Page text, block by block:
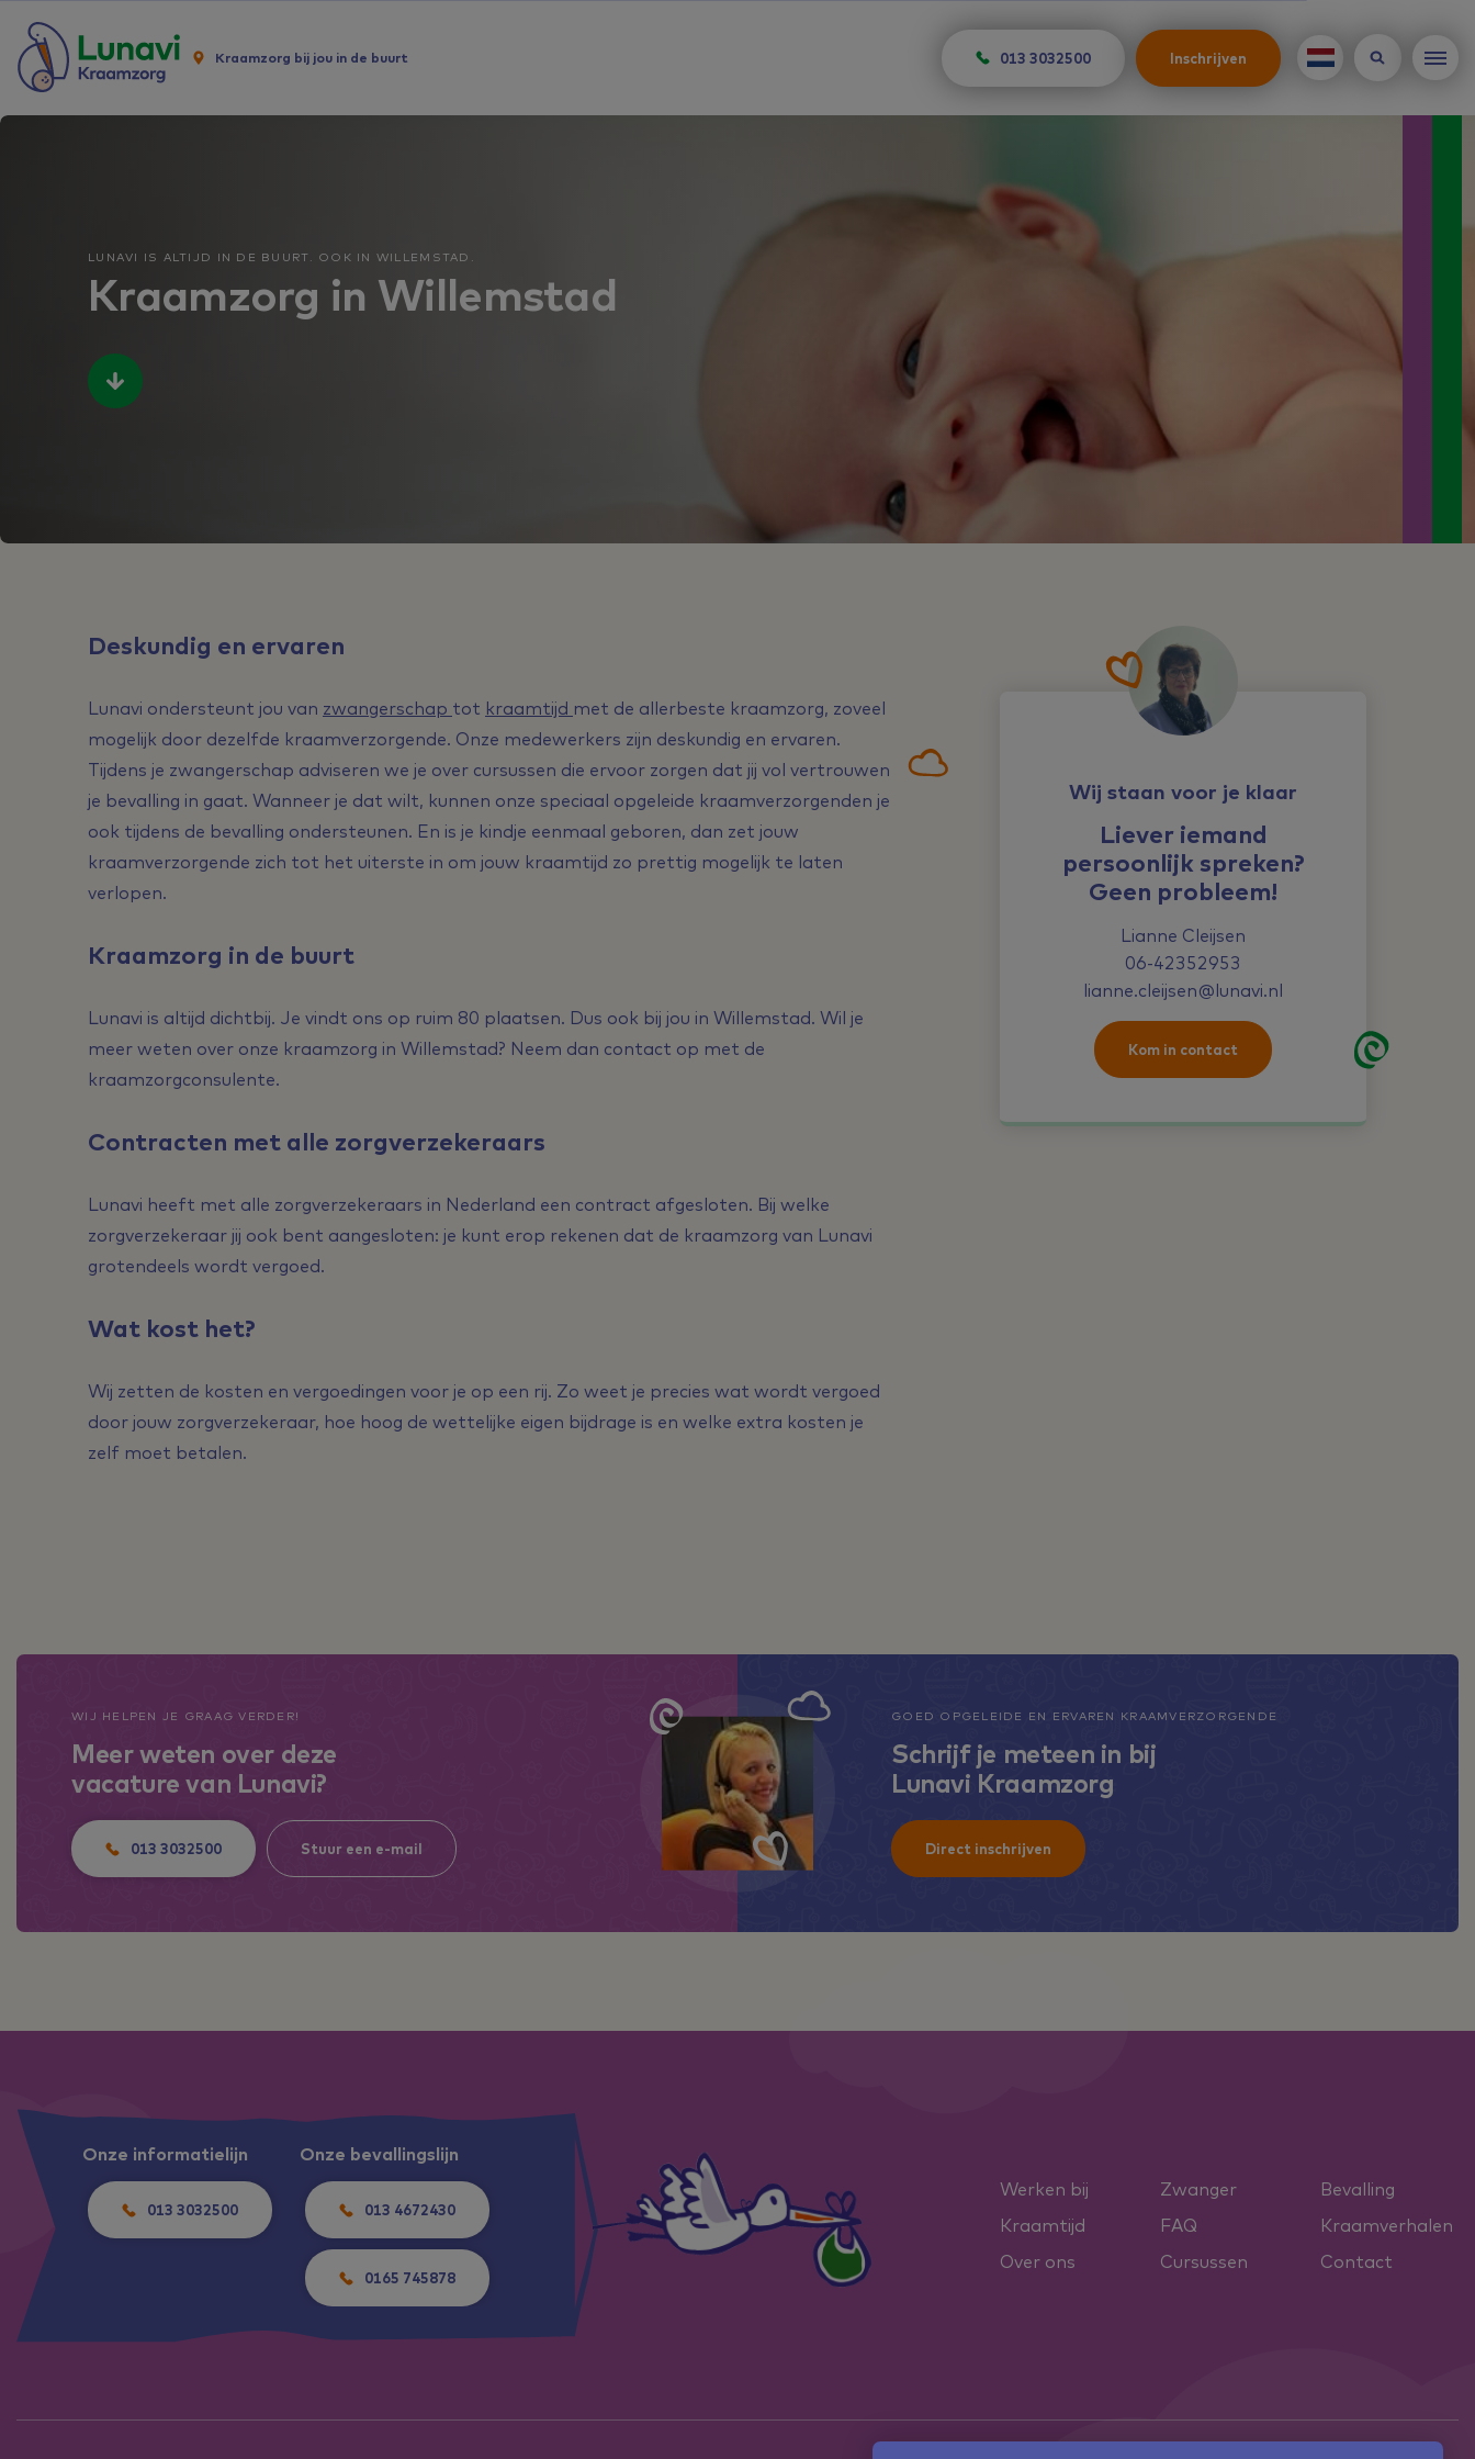
Kraamzorg bij jou in de buurt 013 3032500 Inschrijven
LUNAVI IS ALTIJD IN DE BUURT. OOK IN WILLEMSTAD.
Kraamzorg in Willemstad
Deskundig en ervaren
Lunavi ondersteunt jou van zwangerschap tot kraamtijd met de allerbeste kraamzorg, zoveel
mogelijk door dezelfde kraamverzorgende. Onze medewerkers zijn deskundig en ervaren.
Tijdens je zwangerschap adviseren we je over cursussen die ervoor zorgen dat jij vol vertrouwen
je bevalling in gaat. Wanneer je dat wilt, kunnen onze speciaal opgeleide kraamverzorgenden je
ook tijdens de bevalling ondersteunen. En is je kindje eenmaal geboren, dan zet jouw
kraamverzorgende zich tot het uiterste in om jouw kraamtijd zo prettig mogelijk te laten
verlopen.
Kraamzorg in de buurt
Lunavi is altijd dichtbij. Je vindt ons op ruim 80 plaatsen. Dus ook bij jou in Willemstad. Wil je
meer weten over onze kraamzorg in Willemstad? Neem dan contact op met de
kraamzorgconsulente.
Contracten met alle zorgverzekeraars
Lunavi heeft met alle zorgverzekeraars in Nederland een contract afgesloten. Bij welke
zorgverzekeraar jij ook bent aangesloten: je kunt erop rekenen dat de kraamzorg van Lunavi
grotendeels wordt vergoed.
Wat kost het?
Wij zetten de kosten en vergoedingen voor je op een rij. Zo weet je precies wat wordt vergoed
door jouw zorgverzekeraar, hoe hoog de wettelijke eigen bijdrage is en welke extra kosten je
zelf moet betalen.
Wij staan voor je klaar
Liever iemand
persoonlijk spreken?
Geen probleem!
Lianne Cleijsen
06-42352953
lianne.cleijsen@lunavi.nl
Kom in contact
WIJ HELPEN JE GRAAG VERDER!
Meer weten over deze
vacature van Lunavi?
013 3032500 Stuur een e-mail
GOED OPGELEIDE EN ERVAREN KRAAMVERZORGENDE
Schrijf je meteen in bij
Lunavi Kraamzorg
Direct inschrijven
Onze informatielijn
013 3032500
Onze bevallingslijn
013 4672430
0165 745878
Werken bij Zwanger
Bevalling
Kraamtijd
FAQ
Kraamverhalen
Over ons
Cursussen Contact